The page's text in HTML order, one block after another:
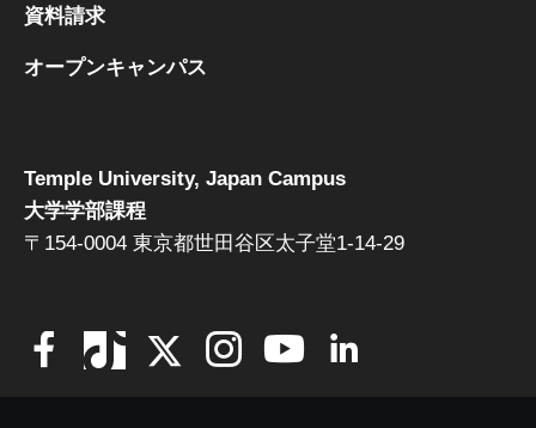
Temple University, Japan Campus
大学学部課程
〒154-0004 東京都世田谷区太子堂1-14-29
資料請求
オープンキャンパス